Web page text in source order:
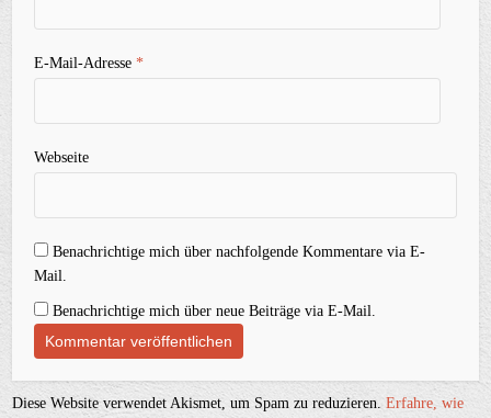
E-Mail-Adresse*
Webseite
Benachrichtige mich über nachfolgende Kommentare via E-
Mail.
Benachrichtige mich über neue Beiträge via E-Mail.
Diese Website verwendet Akismet, um Spam zu reduzieren.Erfahre, wie